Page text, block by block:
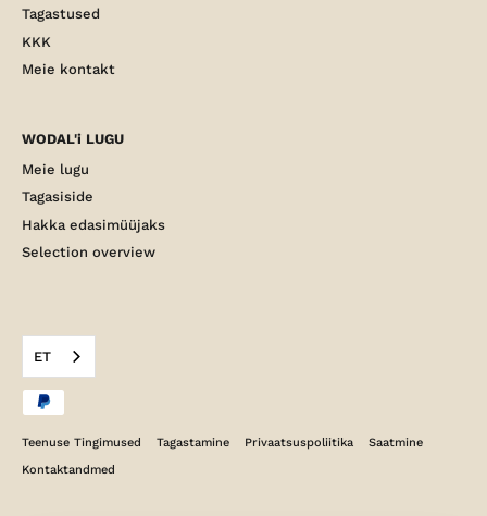
Tagastused
KKK
Meie kontakt
WODAL'i LUGU
Meie lugu
Tagasiside
Hakka edasimüüjaks
Selection overview
ET
Teenuse Tingimused Tagastamine Privaatsuspoliitika
Saatmine
Kontaktandmed